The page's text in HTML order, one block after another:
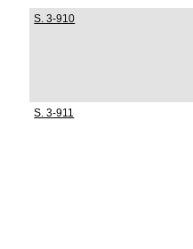
S. 3-910
S. 3-911